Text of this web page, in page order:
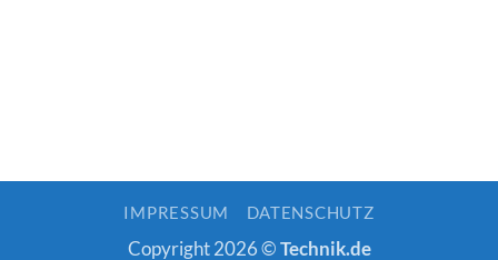
IMPRESSUM DATENSCHUTZ
Copyright 2026 ©Technik.de